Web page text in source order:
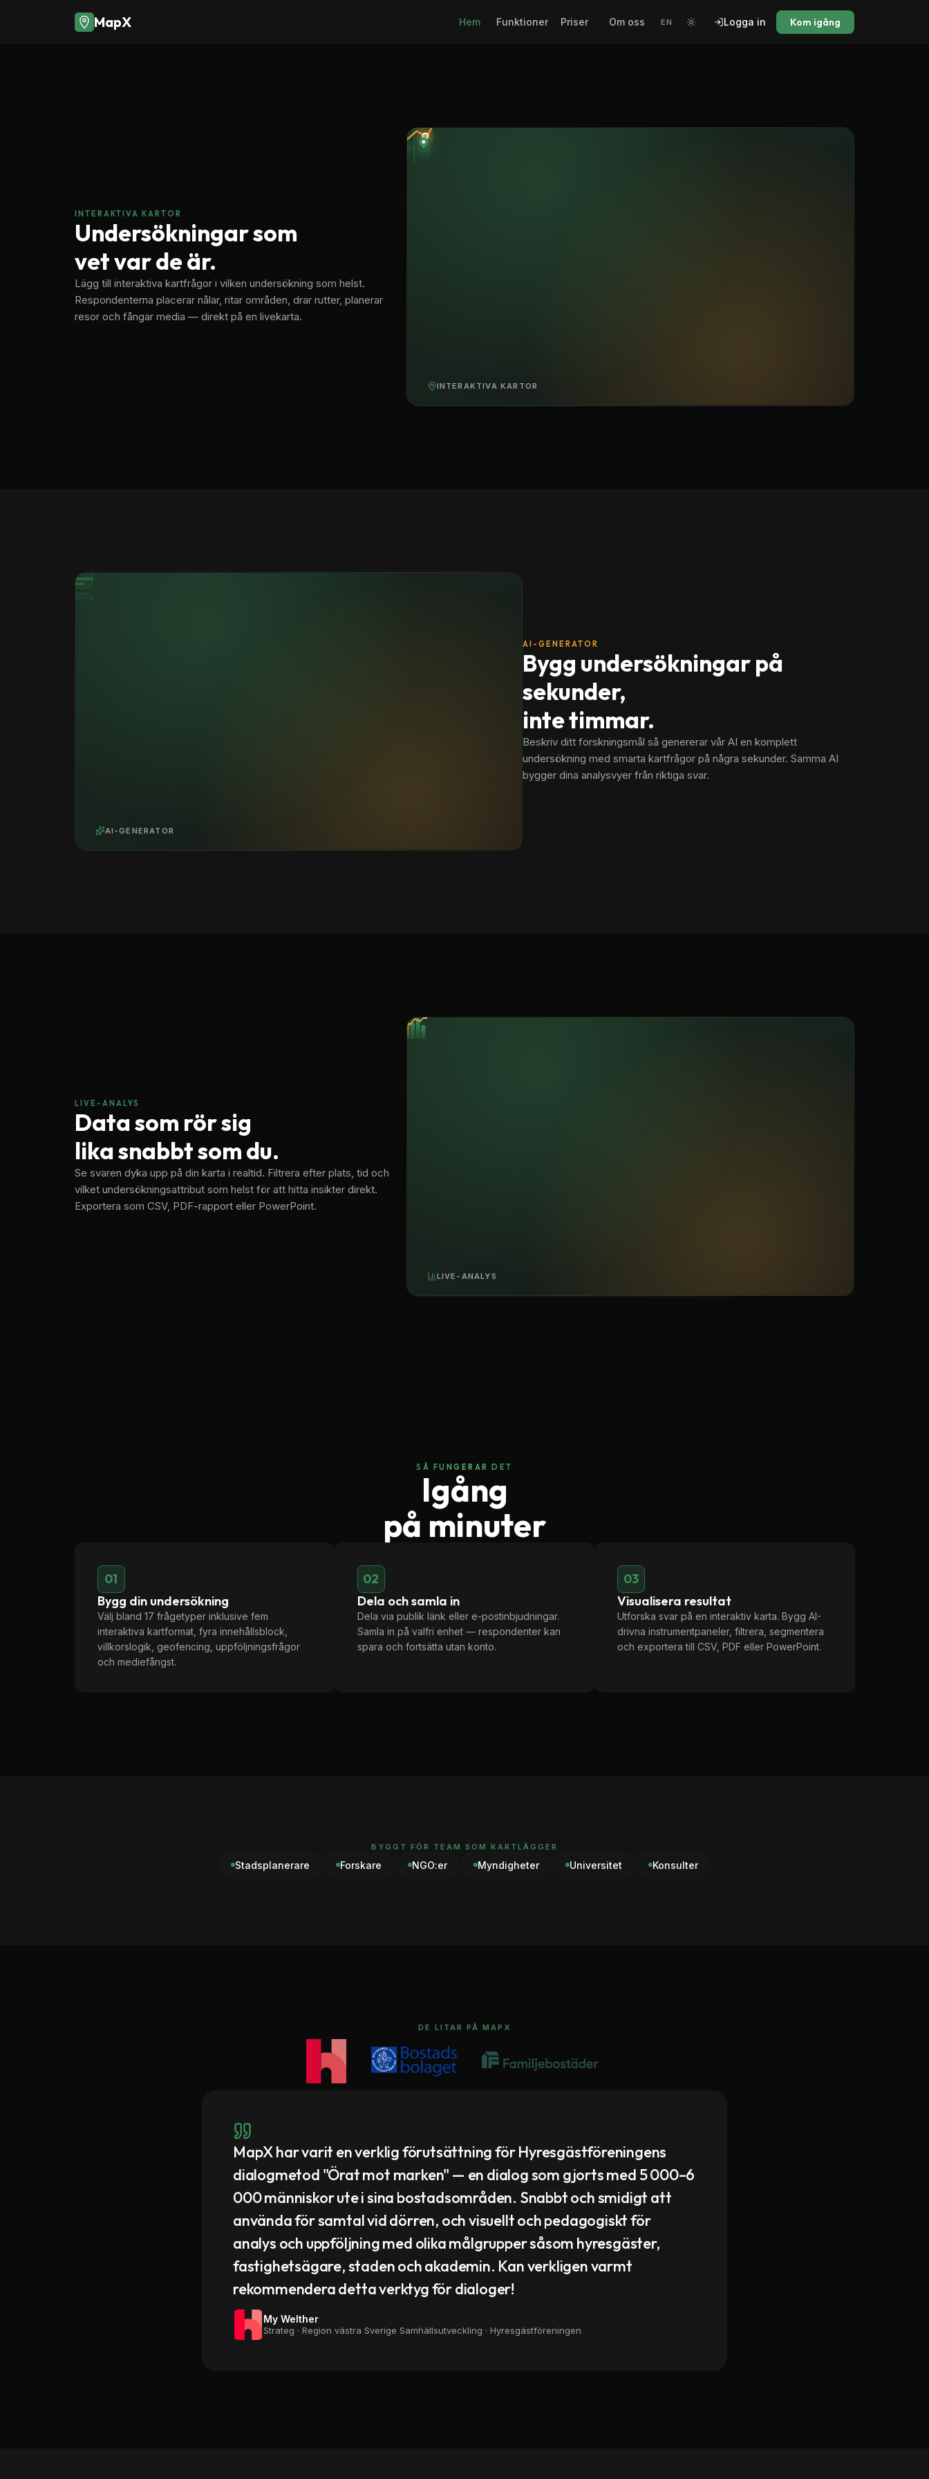
MapX Hem Funktioner Priser Om oss EN Logga in Kom igång
Fånga varje plats.
INTERAKTIVA KARTOR
Undersökningar som
vet var de är.
Lägg till interaktiva kartfrågor i vilken undersökning som helst.
Respondenterna placerar nålar, ritar områden, drar rutter, planerar
resor och fångar media — direkt på en livekarta.
INTERAKTIVA KARTOR
AI-GENERATOR
Bygg undersökningar på
sekunder,
inte timmar.
Beskriv ditt forskningsmål så genererar vår AI en komplett
undersökning med smarta kartfrågor på några sekunder. Samma AI
bygger dina analysvyer från riktiga svar.
AI-GENERATOR
LIVE-ANALYS
Data som rör sig
lika snabbt som du.
Se svaren dyka upp på din karta i realtid. Filtrera efter plats, tid och
vilket undersökningsattribut som helst för att hitta insikter direkt.
Exportera som CSV, PDF-rapport eller PowerPoint.
LIVE-ANALYS
SÅ FUNGERAR DET
Igång
på minuter
01
Bygg din undersökning
Välj bland 17 frågetyper inklusive fem
interaktiva kartformat, fyra innehållsblock,
villkorslogik, geofencing, uppföljningsfrågor
och mediefångst.
02
Dela och samla in
Dela via publik länk eller e-postinbjudningar.
Samla in på valfri enhet — respondenter kan
spara och fortsätta utan konto.
03
Visualisera resultat
Utforska svar på en interaktiv karta. Bygg AI-
drivna instrumentpaneler, filtrera, segmentera
och exportera till CSV, PDF eller PowerPoint.
BYGGT FÖR TEAM SOM KARTLÄGGER
Stadsplanerare Forskare NGO:er Myndigheter Universitet Konsulter
DE LITAR PÅ MAPX
MapX har varit en verklig förutsättning för Hyresgästföreningens
dialogmetod "Örat mot marken" — en dialog som gjorts med 5 000–6
000 människor ute i sina bostadsområden. Snabbt och smidigt att
använda för samtal vid dörren, och visuellt och pedagogiskt för
analys och uppföljning med olika målgrupper såsom hyresgäster,
fastighetsägare, staden och akademin. Kan verkligen varmt
rekommendera detta verktyg för dialoger!
My Welther
Strateg · Region västra Sverige Samhällsutveckling · Hyresgästföreningen